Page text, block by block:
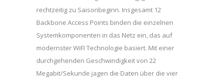
rechtzeitig zu Saisonbeginn. Insgesamt 12
Backbone Access Points binden die einzelnen
Systemkomponenten in das Netz ein, das auf
modernster WiFI Technologie basiert. Mit einer
durchgehenden Geschwindigkeit von 22
Megabit/Sekunde jagen die Daten über die vier